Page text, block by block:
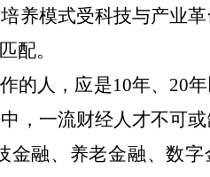
养模式受科技与产业
配。
的人，应是10年、20
，一流财经人才不可
金融、养老金融、数字